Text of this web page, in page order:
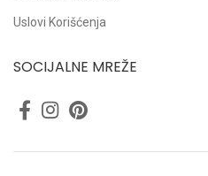
Uslovi Korišćenja
SOCIJALNE MREŽE